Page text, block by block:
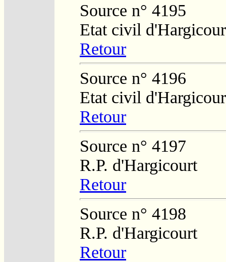
Source n° 4195
Etat civil
Retour
Source n° 4196
Etat civil
Retour
Source n° 4197
R.P. d'Hargicourt
Retour
Source n° 4198
R.P. d'Hargicourt
Retour